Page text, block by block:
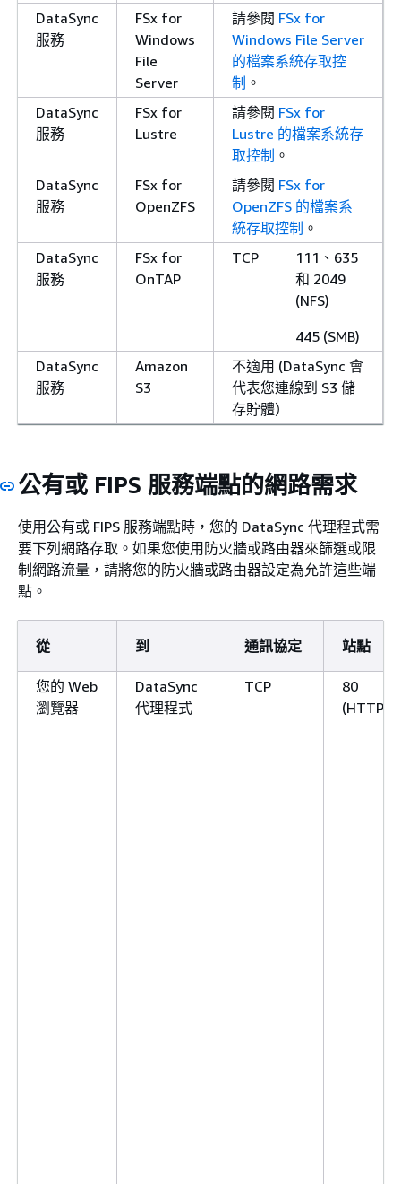
DataSync
服務
FSx for
Windows
File
Server
請參閱 FSx for
Windows File Server
的檔案系統存取控
制 。
DataSync
服務
FSx for
Lustre
請參閱 FSx for
Lustre 的檔案系統存
取控制 。
DataSync
服務
FSx for
OpenZFS
請參閱 FSx for
OpenZFS 的檔案系
統存取控制 。
DataSync
服務
FSx for
OnTAP
TCP
111、635
和 2049
(NFS)
445 (SMB)
DataSync
服務
Amazon
S3
不適用 (DataSync 會
代表您連線到 S3 儲
存貯體）
公有或 FIPS 服務端點的網路需求
使用公有或 FIPS 服務端點時，您的 DataSync 代理程式需
要下列網路存取。如果您使用防火牆或路由器來篩選或限
制網路流量，請將您的防火牆或路由器設定為允許這些端
點。
從 到 通訊協定 站點
您的 Web
瀏覽器
DataSync
代理程式
TCP
80
(HTTP)